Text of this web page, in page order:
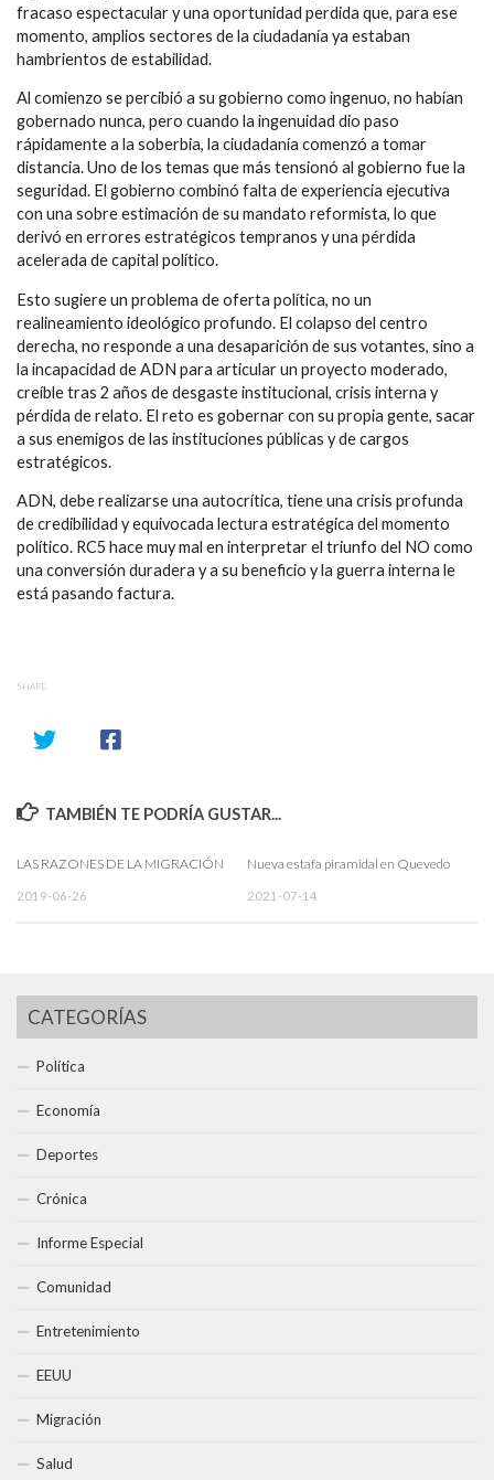
fracaso espectacular y una oportunidad perdida que, para ese
momento, amplios sectores de la ciudadanía ya estaban
hambrientos de estabilidad.
Al comienzo se percibió a su gobierno como ingenuo, no habían
gobernado nunca, pero cuando la ingenuidad dio paso
rápidamente a la soberbia, la ciudadanía comenzó a tomar
distancia. Uno de los temas que más tensionó al gobierno fue la
seguridad. El gobierno combinó falta de experiencia ejecutiva
con una sobre estimación de su mandato reformista, lo que
derivó en errores estratégicos tempranos y una pérdida
acelerada de capital político.
Esto sugiere un problema de oferta política, no un
realineamiento ideológico profundo. El colapso del centro
derecha, no responde a una desaparición de sus votantes, sino a
la incapacidad de ADN para articular un proyecto moderado,
creíble tras 2 años de desgaste institucional, crisis interna y
pérdida de relato. El reto es gobernar con su propia gente, sacar
a sus enemigos de las instituciones públicas y de cargos
estratégicos.
ADN, debe realizarse una autocrítica, tiene una crisis profunda
de credibilidad y equivocada lectura estratégica del momento
político. RC5 hace muy mal en interpretar el triunfo del NO como
una conversión duradera y a su beneficio y la guerra interna le
está pasando factura.
SHARE
TAMBIÉN TE PODRÍA GUSTAR...
LAS RAZONES DE LA MIGRACIÓN
2019-06-26
Nueva estafa piramidal en Quevedo
2021-07-14
CATEGORÍAS
Política
Economía
Deportes
Crónica
Informe Especial
Comunidad
Entretenimiento
EEUU
Migración
Salud